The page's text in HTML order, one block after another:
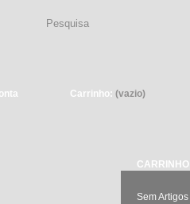
Carrinho: (vazio)
CARRINHO
Sem Artigos